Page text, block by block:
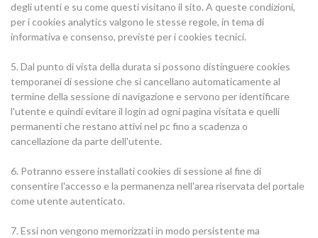
degli utenti e su come questi visitano il sito. A queste condizioni,
per i cookies analytics valgono le stesse regole, in tema di
informativa e consenso, previste per i cookies tecnici.
5. Dal punto di vista della durata si possono distinguere cookies
temporanei di sessione che si cancellano automaticamente al
termine della sessione di navigazione e servono per identificare
l'utente e quindi evitare il login ad ogni pagina visitata e quelli
permanenti che restano attivi nel pc fino a scadenza o
cancellazione da parte dell'utente.
6. Potranno essere installati cookies di sessione al fine di
consentire l'accesso e la permanenza nell'area riservata del portale
come utente autenticato.
7. Essi non vengono memorizzati in modo persistente ma